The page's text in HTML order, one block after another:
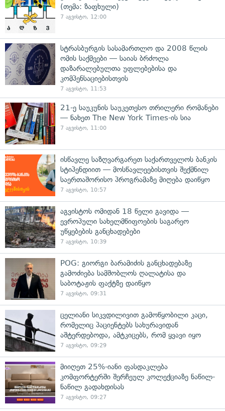
(თემა: ზაფხული)
7 აგვისტო, 12:00
სტრასბურგის სასამართლო და 2008 წლის
ომის საქმეები — საიას ბრძოლა
დაზარალებულთა უფლებებისა და
კომპენსაციებისთვის
7 აგვისტო, 11:53
21-ე საუკუნის საუკეთესო თრილერი რომანები
— ნახეთ The New York Times-ის სია
7 აგვისტო, 11:00
ისწავლე საზღვარგარეთ საქართველოს ბანკის
სტიპენდიით — მოსწავლეებისთვის შექმნილ
საერთაშორისო პროგრამაზე მიღება დაიწყო
7 აგვისტო, 10:57
აგვისტოს ომიდან 18 წელი გავიდა —
ევროპული სახელმწიფოების საგარეო
უწყებების განცხადებები
7 აგვისტო, 10:39
POG: გიორგი ბარამიძის განცხადებაზე
გამოძიება სამშობლოს ღალატისა და
საბოტაჟის ფაქტზე დაიწყო
7 აგვისტო, 09:31
ცელიანი სიკვდილივით გამოწყობილი კაცი,
რომელიც პაციენტებს სახურავიდან
აშტერდებოდა, ამტკიცებს, რომ ყვავი იყო
7 აგვისტო, 09:29
მიიღეთ 25%-იანი ფასდაკლება
კომფორტერში შერჩეულ კოლექციაზე ნაწილ-
ნაწილ გადახდისას
7 აგვისტო, 09:27